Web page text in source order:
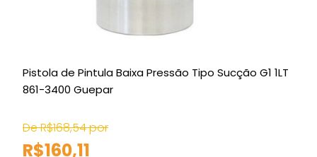
Pistola de Pintula Baixa Pressão Tipo Sucção G1 1LT
861-3400 Guepar
De R$168,54 por
R$160,11